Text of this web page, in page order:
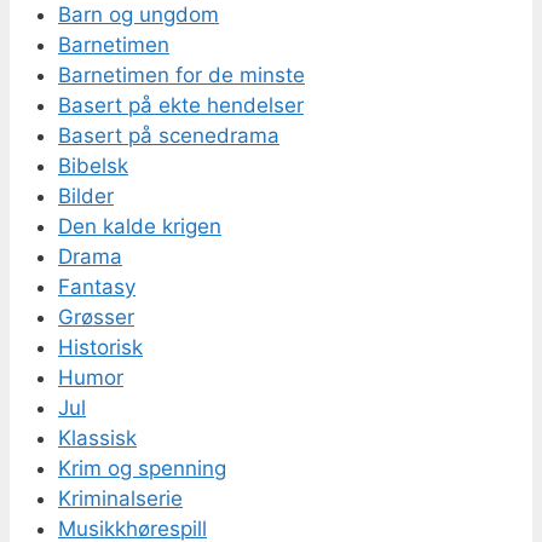
Barn og ungdom
Barnetimen
Barnetimen for de minste
Basert på ekte hendelser
Basert på scenedrama
Bibelsk
Bilder
Den kalde krigen
Drama
Fantasy
Grøsser
Historisk
Humor
Jul
Klassisk
Krim og spenning
Kriminalserie
Musikkhørespill